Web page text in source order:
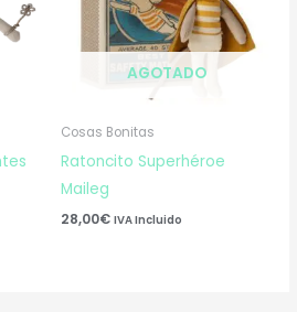
AGOTADO
Cosas Bonitas
Ratoncito Superhéroe
Maileg
28,00€ IVA Incluido